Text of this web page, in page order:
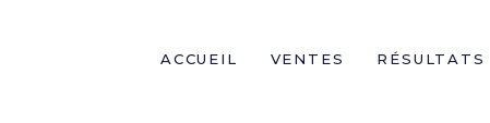
ACCUEIL VENTES RÉSULTATS